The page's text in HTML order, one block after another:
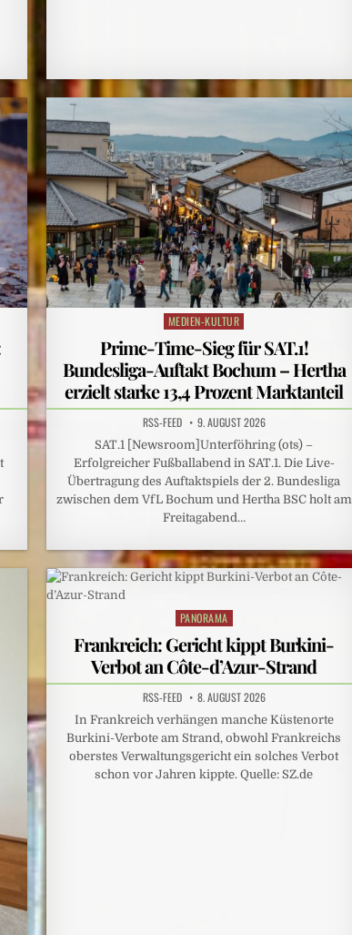
Posted
in
MEDIEN-KULTUR
Prime-Time-Sieg für SAT.1!
Bundesliga-Auftakt Bochum – Hertha
erzielt starke 13,4 Prozent Marktanteil
RSS-FEED 9. AUGUST 2026
SAT.1 [Newsroom]Unterföhring (ots) –
Erfolgreicher Fußballabend in SAT.1. Die Live-
Übertragung des Auftaktspiels der 2. Bundesliga
zwischen dem VfL Bochum und Hertha BSC holt am
Freitagabend…
Posted
in
PANORAMA
Frankreich: Gericht kippt Burkini-
Verbot an Côte-d’Azur-Strand
RSS-FEED 8. AUGUST 2026
In Frankreich verhängen manche Küstenorte
Burkini-Verbote am Strand, obwohl Frankreichs
oberstes Verwaltungsgericht ein solches Verbot
schon vor Jahren kippte. Quelle: SZ.de